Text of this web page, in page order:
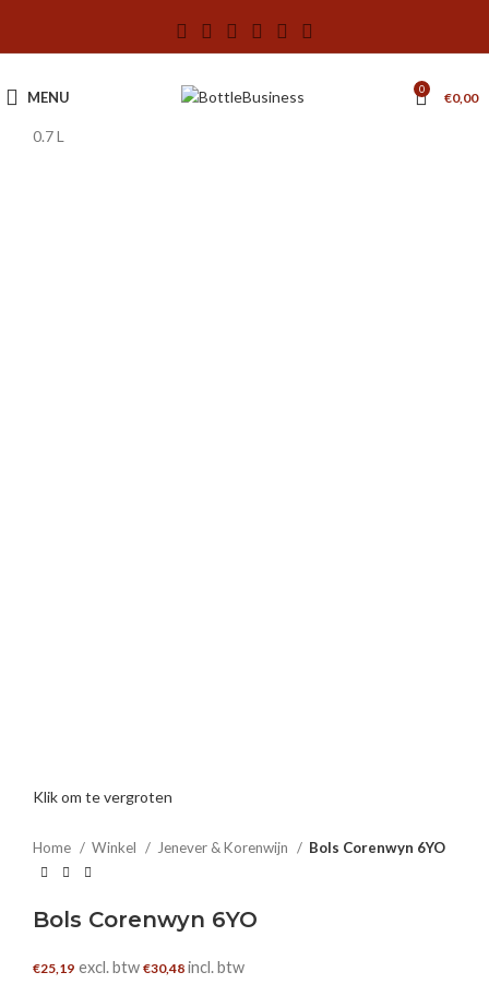
MENU 0 €0,00
0.7 L
Klik om te vergroten
Home Winkel Jenever & Korenwijn Bols Corenwyn 6YO
Bols Corenwyn 6YO
€25,19 excl. btw €30,48 incl. btw